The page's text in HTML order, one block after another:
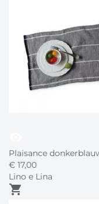
Plaisance
€ 17,00
Lino e Lina
shopping_cart